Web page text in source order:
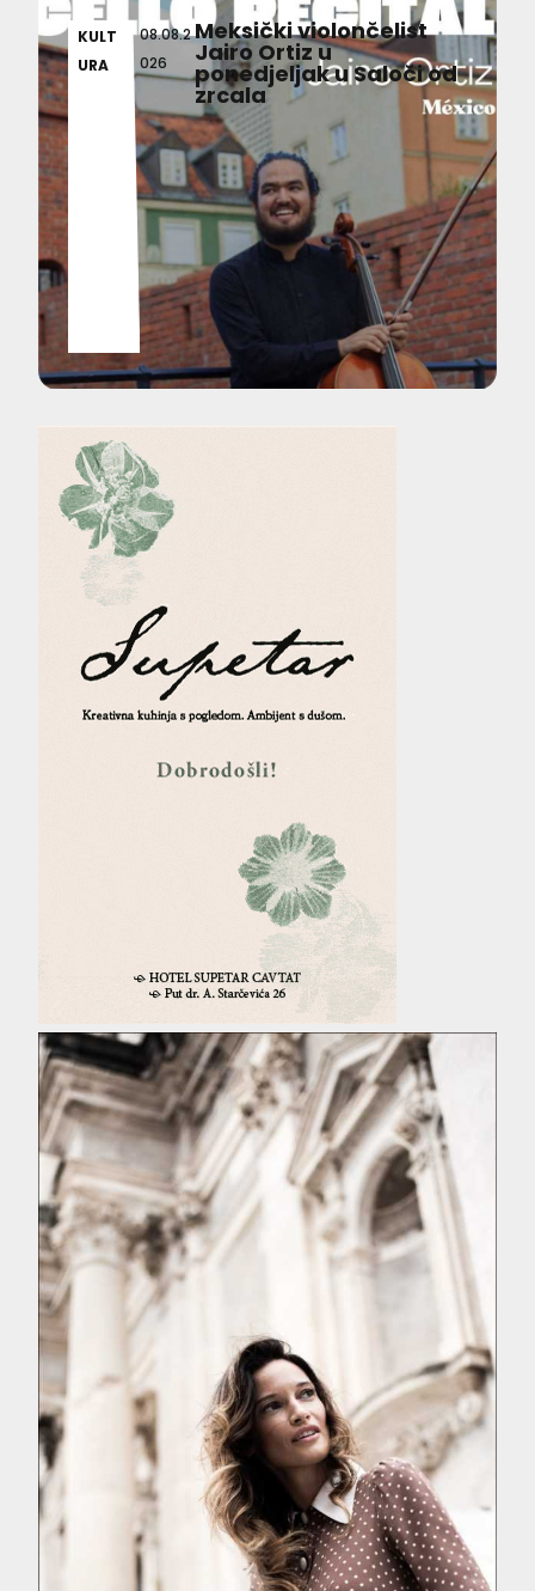
KULT
URA
08.08.2
026
Meksički violončelist
Jairo Ortiz u
ponedjeljak u Saloči od
zrcala